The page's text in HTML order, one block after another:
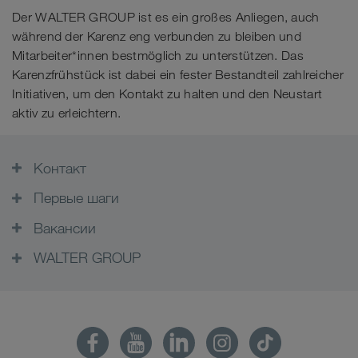
Der WALTER GROUP ist es ein großes Anliegen, auch
während der Karenz eng verbunden zu bleiben und
Mitarbeiter*innen bestmöglich zu unterstützen. Das
Karenzfrühstück ist dabei ein fester Bestandteil zahlreicher
Initiativen, um den Kontakt zu halten und den Neustart
aktiv zu erleichtern.
Контакт
Первые шаги
Вакансии
WALTER GROUP